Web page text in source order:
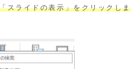
スライドの表示」をクリックしま